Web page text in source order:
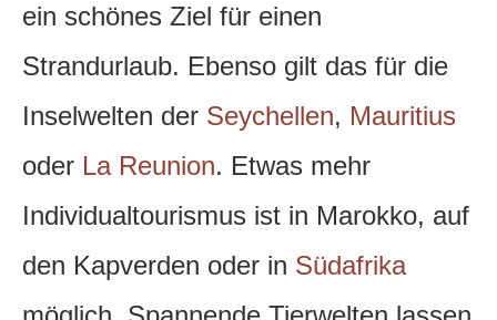
ein schönes Ziel für einen
Strandurlaub. Ebenso gilt das für die
Inselwelten der Seychellen, Mauritius
oder La Reunion. Etwas mehr
Individualtourismus ist in Marokko, auf
den Kapverden oder in Südafrika